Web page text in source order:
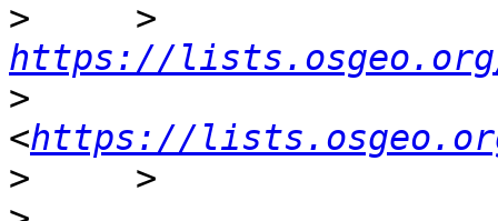
>
https://
>
<https://
>